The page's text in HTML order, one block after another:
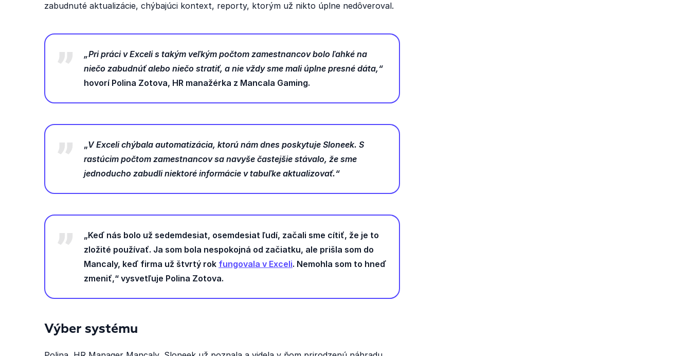
zabudnuté aktualizácie, chýbajúci kontext, reporty, ktorým už nikto úplne nedôveroval.
„Pri práci v Exceli s takým veľkým počtom zamestnancov bolo ľahké na
niečo zabudnúť alebo niečo stratiť, a nie vždy sme mali úplne presné dáta,“
hovorí Polina Zotova, HR manažérka z Mancala Gaming.
„V Exceli chýbala automatizácia, ktorú nám dnes poskytuje Sloneek. S
rastúcim počtom zamestnancov sa navyše častejšie stávalo, že sme
jednoducho zabudli niektoré informácie v tabuľke aktualizovať.“
„Keď nás bolo už sedemdesiat, osemdesiat ľudí, začali sme cítiť, že je to
zložité používať. Ja som bola nespokojná od začiatku, ale prišla som do
Mancaly, keď firma už štvrtý rok fungovala v Exceli. Nemohla som to hneď
zmeniť,“ vysvetľuje Polina Zotova.
Výber systému